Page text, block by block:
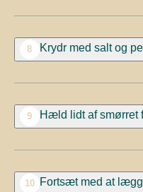
8 Krydr med salt og
9 Hæld lidt af smørret
10 Fortsæt med at